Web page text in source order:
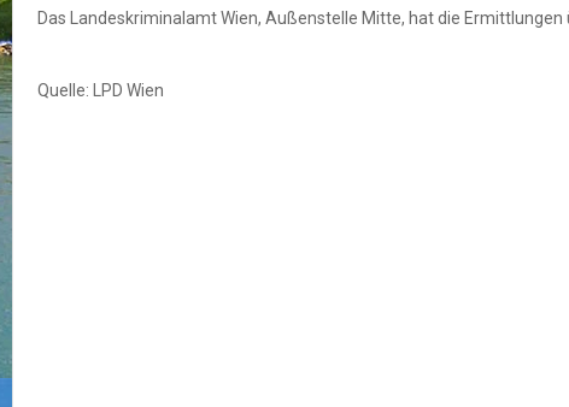
Das Landeskriminalamt Wien, Außenstelle Mitte, hat die
Quelle: LPD Wien